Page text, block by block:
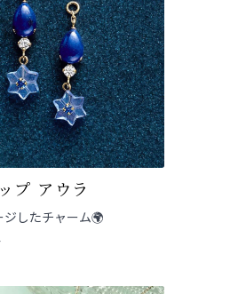
プ アウラ
ジしたチャーム🌍